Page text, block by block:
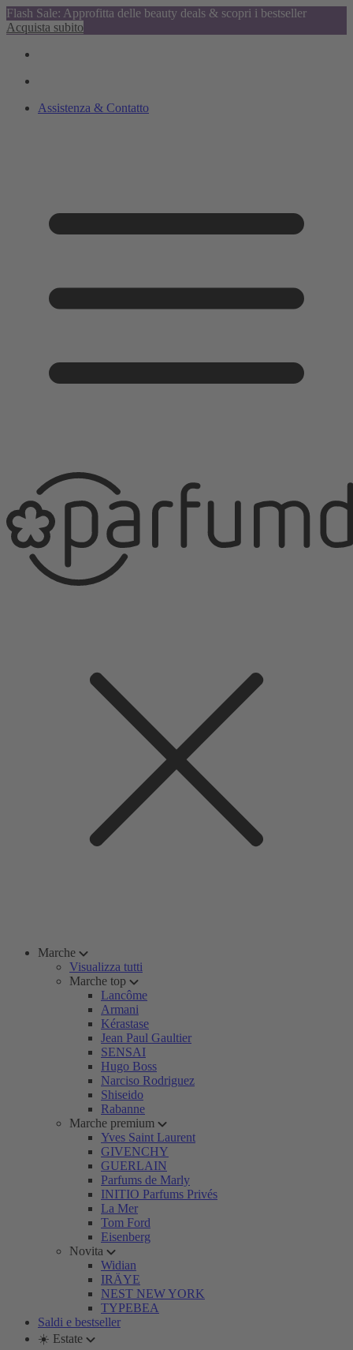
Flash Sale: Approfitta delle beauty deals & scopri i bestseller
Acquista subito
Assistenza & Contatto
Marche
Visualizza tutti
Marche top
Lancôme
Armani
Kérastase
Jean Paul Gaultier
SENSAI
Hugo Boss
Narciso Rodriguez
Shiseido
Rabanne
Marche premium
Yves Saint Laurent
GIVENCHY
GUERLAIN
Parfums de Marly
INITIO Parfums Privés
La Mer
Tom Ford
Eisenberg
Novita
Widian
IRÄYE
NEST NEW YORK
TYPEBEA
Saldi e bestseller
☀️ Estate